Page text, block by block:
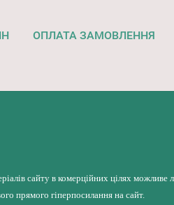
ОПЛАТА ЗАМОВЛЕННЯ
сайту в комерційних цілях можливе
прямого гіперпосилання на сайт.